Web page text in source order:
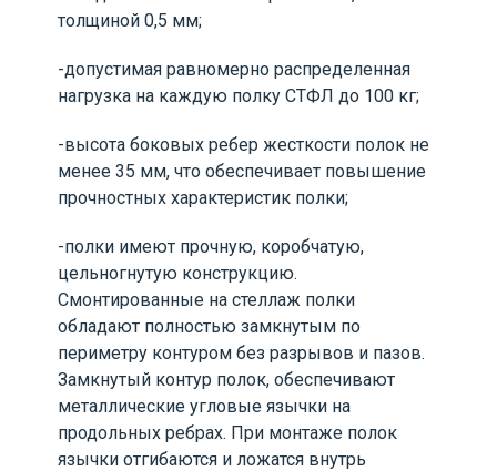
толщиной 0,5 мм;
-допустимая равномерно распределенная
нагрузка на каждую полку СТФЛ до 100 кг;
-высота боковых ребер жесткости полок не
менее 35 мм, что обеспечивает повышение
прочностных характеристик полки;
-полки имеют прочную, коробчатую,
цельногнутую конструкцию.
Смонтированные на стеллаж полки
обладают полностью замкнутым по
периметру контуром без разрывов и пазов.
Замкнутый контур полок, обеспечивают
металлические угловые язычки на
продольных ребрах. При монтаже полок
язычки отгибаются и ложатся внутрь